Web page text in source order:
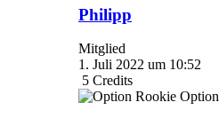
Philipp
Mitglied
1. Juli 2022 um 10:52
5 Credits